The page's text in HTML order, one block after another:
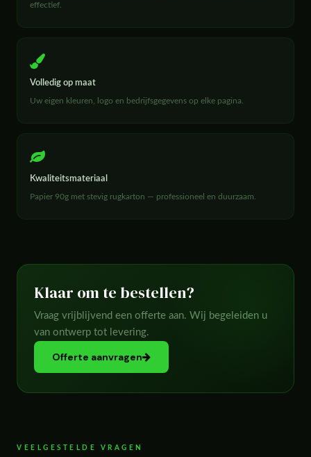
effectief.
Volledig op maat
Uw eigen kleuren, logo en bedrijfsgegevens op elke pagina.
Kwaliteitsmateriaal
Papier 90g met stevig rugkarton — professioneel en duurzaam.
Klaar om te bestellen?
Vraag vrijblijvend een offerte aan. Wij begeleiden u
van ontwerp tot levering.
Offerte aanvragen
VEELGESTELDE VRAGEN